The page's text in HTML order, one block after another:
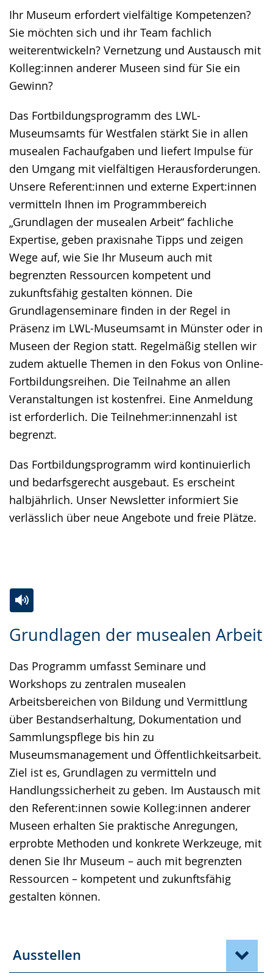
Ihr Museum erfordert vielfältige Kompetenzen?
Sie möchten sich und ihr Team fachlich
weiterentwickeln? Vernetzung und Austausch mit
Kolleg:innen anderer Museen sind für Sie ein
Gewinn?
Das Fortbildungsprogramm des LWL-
Museumsamts für Westfalen stärkt Sie in allen
musealen Fachaufgaben und liefert Impulse für
den Umgang mit vielfältigen Herausforderungen.
Unsere Referent:innen und externe Expert:innen
vermitteln Ihnen im Programmbereich
„Grundlagen der musealen Arbeit“ fachliche
Expertise, geben praxisnahe Tipps und zeigen
Wege auf, wie Sie Ihr Museum auch mit
begrenzten Ressourcen kompetent und
zukunftsfähig gestalten können. Die
Grundlagenseminare finden in der Regel in
Präsenz im LWL-Museumsamt in Münster oder in
Museen der Region statt. Regelmäßig stellen wir
zudem aktuelle Themen in den Fokus von Online-
Fortbildungsreihen. Die Teilnahme an allen
Veranstaltungen ist kostenfrei. Eine Anmeldung
ist erforderlich. Die Teilnehmer:innenzahl ist
begrenzt.
Das Fortbildungsprogramm wird kontinuierlich
und bedarfsgerecht ausgebaut. Es erscheint
halbjährlich. Unser Newsletter informiert Sie
verlässlich über neue Angebote und freie Plätze.
wechseln.
Deutscher
Gebärdensprache
wird
angezeigt.
Grundlagen der musealen Arbeit
Das Programm umfasst Seminare und
Workshops zu zentralen musealen
Arbeitsbereichen von Bildung und Vermittlung
über Bestandserhaltung, Dokumentation und
Sammlungspflege bis hin zu
Museumsmanagement und Öffentlichkeitsarbeit.
Ziel ist es, Grundlagen zu vermitteln und
Handlungssicherheit zu geben. Im Austausch mit
den Referent:innen sowie Kolleg:innen anderer
Museen erhalten Sie praktische Anregungen,
erprobte Methoden und konkrete Werkzeuge, mit
denen Sie Ihr Museum – auch mit begrenzten
Ressourcen – kompetent und zukunftsfähig
gestalten können.
Leichten
wechseln.
Audio-
Video
Deutscher
Gebärdensprache
wird
angezeigt.
Ausstellen